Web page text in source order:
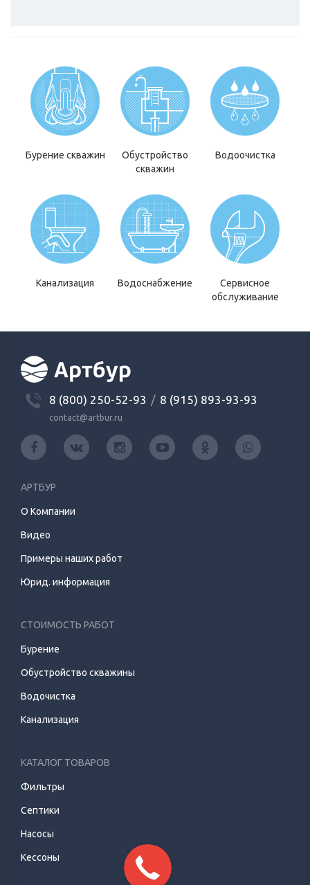
Бурение скважин
Обустройство
скважин
Водоочистка
Канализация Водоснабжение
Сервисное
обслуживание
8 (800) 250-52-93 / 8 (915) 893-93-93
contact@artbur.ru
АРТБУР
О Компании
Видео
Примеры наших работ
Юрид. информация
СТОИМОСТЬ РАБОТ
Бурение
Обустройство скважины
Водочистка
Канализация
КАТАЛОГ ТОВАРОВ
Фильтры
Септики
Насосы
Кессоны